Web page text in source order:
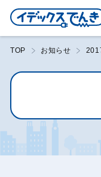
TOP お知らせ